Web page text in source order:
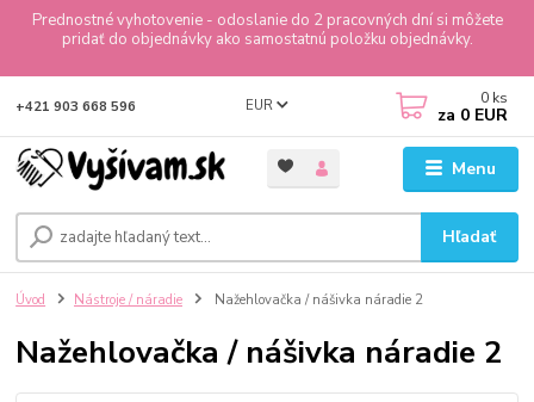
Prednostné vyhotovenie - odoslanie do 2 pracovných dní si môžete
pridať do objednávky ako samostatnú položku objednávky.
Menu
EUR
Hľadať
+421 903 668 596 0 ks
za 0 EUR
Úvod Nástroje / náradie Nažehlovačka / nášivka náradie 2
Nažehlovačka / nášivka náradie 2